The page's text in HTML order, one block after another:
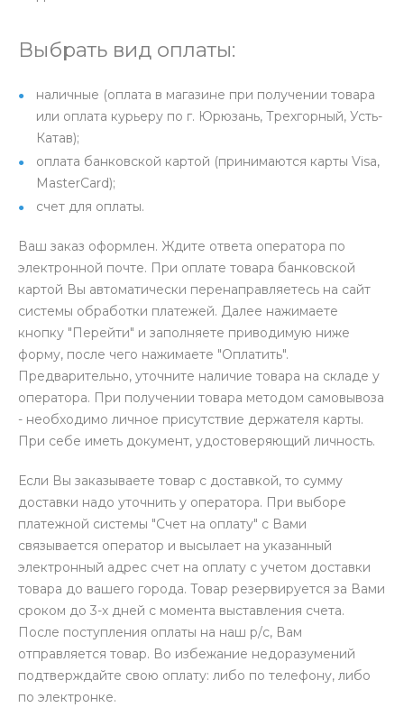
Выбрать вид оплаты:
наличные (оплата в магазине при получении товара
или оплата курьеру по г. Юрюзань, Трехгорный, Усть-
Катав);
оплата банковской картой (принимаются карты Visa,
MasterCard);
счет для оплаты.
Ваш заказ оформлен. Ждите ответа оператора по
электронной почте. При оплате товара банковской
картой Вы автоматически перенаправляетесь на сайт
системы обработки платежей. Далее нажимаете
кнопку "Перейти" и заполняете приводимую ниже
форму, после чего нажимаете "Оплатить".
Предварительно, уточните наличие товара на складе у
оператора. При получении товара методом самовывоза
- необходимо личное присутствие держателя карты.
При себе иметь документ, удостоверяющий личность.
Если Вы заказываете товар с доставкой, то сумму
доставки надо уточнить у оператора. При выборе
платежной системы "Счет на оплату" с Вами
связывается оператор и высылает на указанный
электронный адрес счет на оплату с учетом доставки
товара до вашего города. Товар резервируется за Вами
сроком до 3-х дней с момента выставления счета.
После поступления оплаты на наш р/с, Вам
отправляется товар. Во избежание недоразумений
подтверждайте свою оплату: либо по телефону, либо
по электронке.